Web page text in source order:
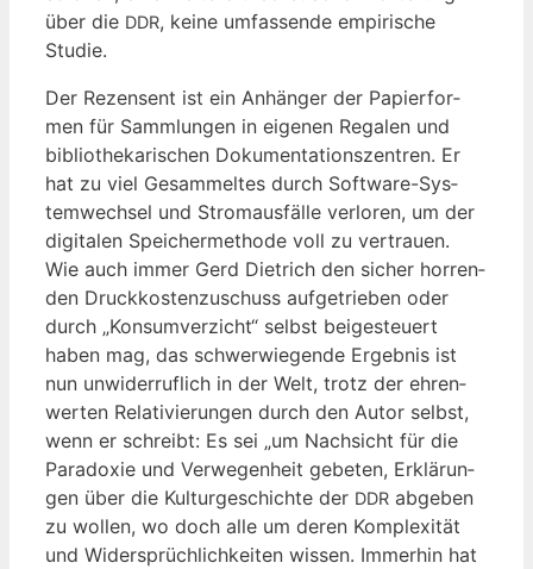
über die DDR, kei­ne umfas­sen­de empi­ri­sche
Studie.
Der Rezen­sent ist ein Anhän­ger der Papier­for­
men für Samm­lun­gen in eige­nen Rega­len und
biblio­the­ka­ri­schen Doku­men­ta­ti­ons­zen­tren. Er
hat zu viel Gesam­mel­tes durch Soft­ware-Sys­
tem­wech­sel und Strom­aus­fäl­le ver­lo­ren, um der
digi­ta­len Spei­cher­me­tho­de voll zu ver­trau­en.
Wie auch immer Gerd Diet­rich den sicher hor­ren­
den Druck­kos­ten­zu­schuss auf­ge­trie­ben oder
durch „Kon­sum­ver­zicht“ selbst bei­gesteu­ert
haben mag, das schwer­wie­gen­de Ergeb­nis ist
nun unwi­der­ruf­lich in der Welt, trotz der ehren­
wer­ten Rela­ti­vie­run­gen durch den Autor selbst,
wenn er schreibt: Es sei „um Nach­sicht für die
Para­do­xie und Ver­we­gen­heit gebe­ten, Erklä­run­
gen über die Kul­tur­ge­schich­te der DDR abge­ben
zu wol­len, wo doch alle um deren Kom­ple­xi­tät
und Wider­sprüch­lich­kei­ten wis­sen. Immer­hin hat